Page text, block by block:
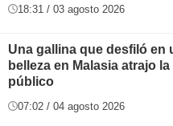
18:31 / 03 agosto 2026
Una gallina que desfiló en
belleza en Malasia atrajo
público
07:02 / 04 agosto 2026